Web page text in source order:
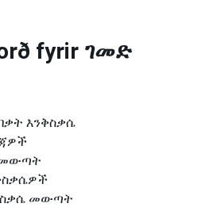
fyrir ገመድ
እንቅስቃሴ
መውጣት
መውጣት